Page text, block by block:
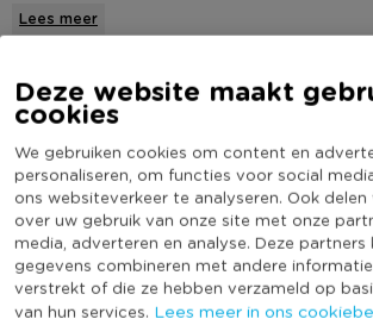
Deze website maakt
cookies
We gebruiken cookies om content en
personaliseren, om functies voor social
ons websiteverkeer te analyseren. Ook
over uw gebruik van onze site met onze
media, adverteren en analyse. Deze partners
gegevens combineren met andere
verstrekt of die ze hebben verzameld op
van hun services. Lees meer in ons
een stoere toets. De eetkamerstoel heeft
en is verkrijgbaar in diverse trendy kleuren.
cm.
* Stoel Ivy
* Velvet bekleding en metalen poten
* Kleur: zwart
* Afmetingen: 53x44x88 cm
* Zithoogte: 50 cm
* Zitdiepte: 40 cm
Lees meer
Specificaties
Online Only
Ja
Materiaal
Velvet
Maximaal draagvermogen (kg)
110
Productbreedte (cm)
44